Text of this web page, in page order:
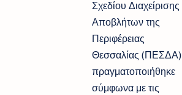
Σχεδίου Διαχείρισης
Αποβλήτων της
Περιφέρειας
Θεσσαλίας (ΠΕΣΔΑ)
πραγματοποιήθηκε
σύμφωνα με τις